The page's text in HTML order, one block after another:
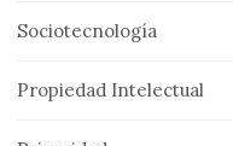
Sociotecnología
Propiedad Intelectual